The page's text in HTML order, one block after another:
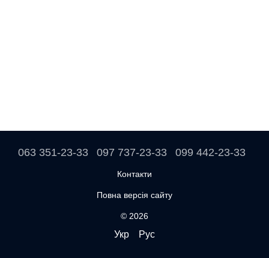
063 351-23-33 097 737-23-33 099 442-23-33
Контакти
Повна версія сайту
© 2026
Укр Рус